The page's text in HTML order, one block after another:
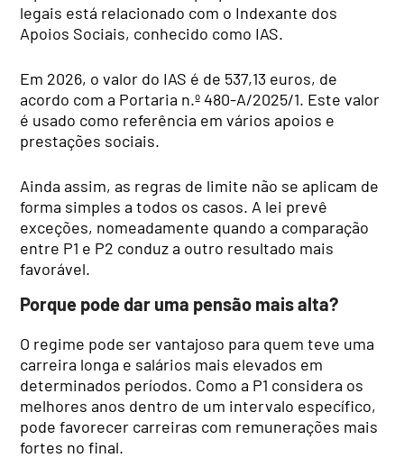
legais está relacionado com o Indexante dos
Apoios Sociais, conhecido como IAS.
Em 2026, o valor do IAS é de 537,13 euros, de
acordo com a Portaria n.º 480-A/2025/1. Este valor
é usado como referência em vários apoios e
prestações sociais.
Ainda assim, as regras de limite não se aplicam de
forma simples a todos os casos. A lei prevê
exceções, nomeadamente quando a comparação
entre P1 e P2 conduz a outro resultado mais
favorável.
Porque pode dar uma pensão mais alta?
O regime pode ser vantajoso para quem teve uma
carreira longa e salários mais elevados em
determinados períodos. Como a P1 considera os
melhores anos dentro de um intervalo específico,
pode favorecer carreiras com remunerações mais
fortes no final.